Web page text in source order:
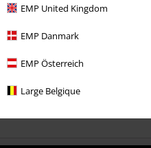
EMP United Kingdom
EMP Danmark
EMP Österreich
Large Belgique
Estilos Ropa negra Zapatos
Ropa & accesorios Zapatos y
Mujer Zapatos con
Nuevo Zapatos